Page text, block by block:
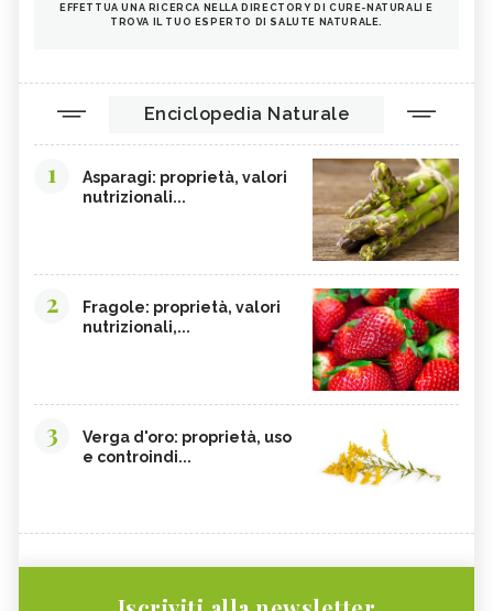
EFFETTUA UNA RICERCA NELLA DIRECTORY DI CURE-NATURALI E
TROVA IL TUO ESPERTO DI SALUTE NATURALE.
Enciclopedia Naturale
1
Asparagi: proprietà, valori
nutrizionali...
2
Fragole: proprietà, valori
nutrizionali,...
3
Verga d'oro: proprietà, uso
e controindi...